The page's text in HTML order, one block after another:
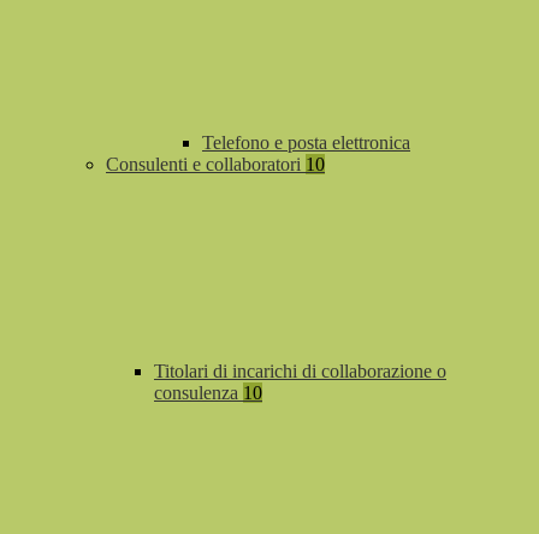
Telefono e posta elettronica
Consulenti e collaboratori 10
Titolari di incarichi di collaborazione o
consulenza 10